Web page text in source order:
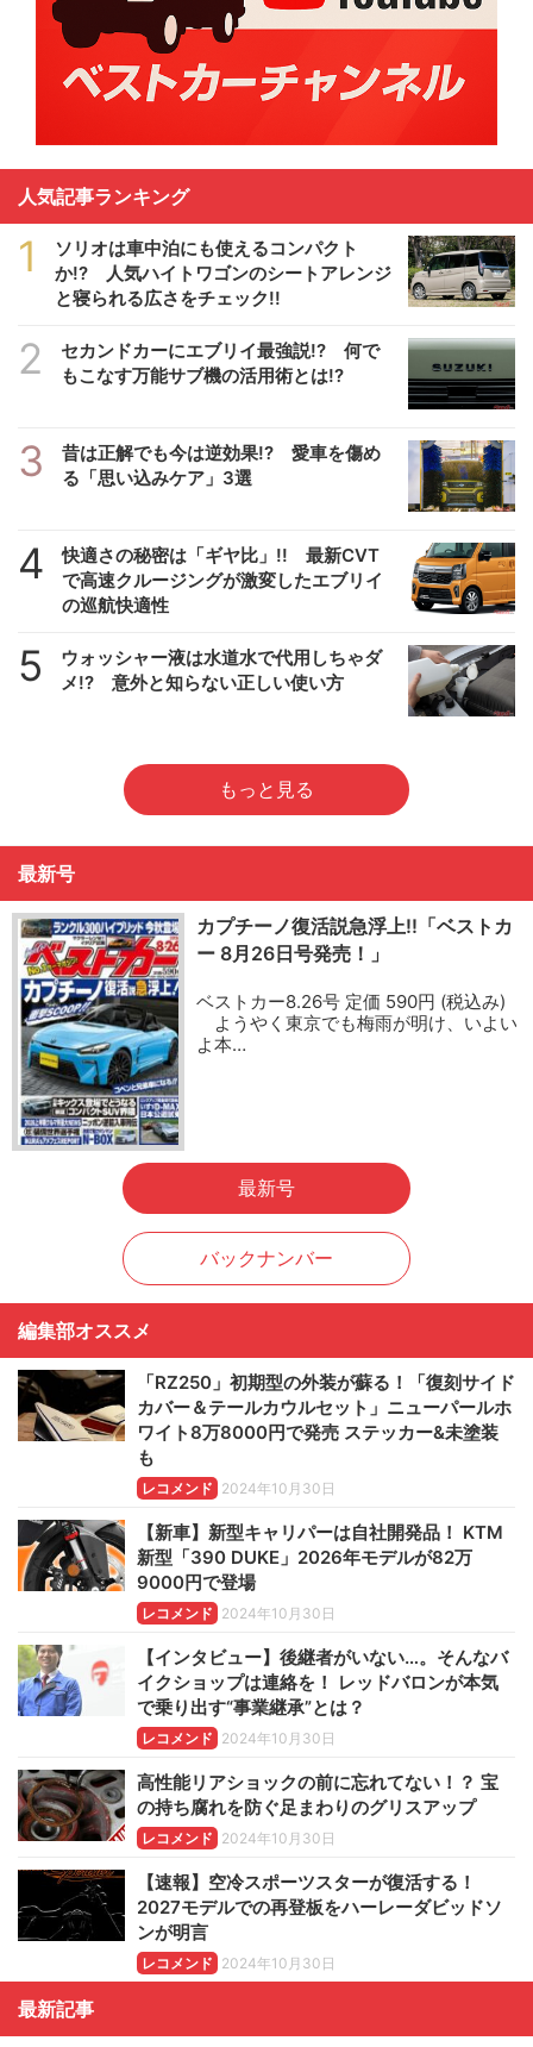
人気記事ランキング
1
ソリオは車中泊にも使えるコンパクト
か!? 人気ハイトワゴンのシートアレンジ
と寝られる広さをチェック!!
2
セカンドカーにエブリイ最強説!? 何で
もこなす万能サブ機の活用術とは!?
3
昔は正解でも今は逆効果!? 愛車を傷め
る「思い込みケア」3選
4
快適さの秘密は「ギヤ比」!! 最新CVT
で高速クルージングが激変したエブリイ
の巡航快適性
5
ウォッシャー液は水道水で代用しちゃダ
メ!? 意外と知らない正しい使い方
もっと見る
最新号
カプチーノ復活説急浮上!!「ベストカ
ー 8月26日号発売！」
ベストカー8.26号 定価 590円 (税込み)
ようやく東京でも梅雨が明け、いよい
よ本…
最新号
バックナンバー
編集部オススメ
「RZ250」初期型の外装が蘇る！「復刻サイド
カバー＆テールカウルセット」ニューパールホ
ワイト8万8000円で発売 ステッカー&未塗装
も
レコメンド 2024年10月30日
【新車】新型キャリパーは自社開発品！ KTM
新型「390 DUKE」2026年モデルが82万
9000円で登場
レコメンド 2024年10月30日
【インタビュー】後継者がいない…。そんなバ
イクショップは連絡を！ レッドバロンが本気
で乗り出す“事業継承”とは？
レコメンド 2024年10月30日
高性能リアショックの前に忘れてない！？ 宝
の持ち腐れを防ぐ足まわりのグリスアップ
レコメンド 2024年10月30日
【速報】空冷スポーツスターが復活する！
2027モデルでの再登板をハーレーダビッドソ
ンが明言
レコメンド 2024年10月30日
最新記事